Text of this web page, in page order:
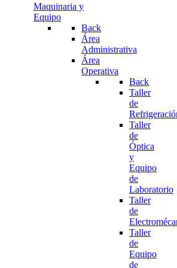
Maquinaria y
Equipo
Back
Área
Administrativa
Área
Operativa
Back
Taller
de
Taller
de
Óptica
y
Equipo
de
Laboratorio
Taller
de
Taller
de
Equipo
de